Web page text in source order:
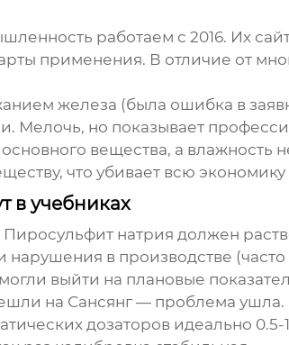
работаем с 2016. Их
применения. В отличие от
железа (была ошибка в
Мелочь, но показывает
вещества, а влажность
что убивает всю
в учебниках
натрия должен
нарушения в производстве
выйти на плановые
на Сансянг — проблема ушла.
дозаторов идеально